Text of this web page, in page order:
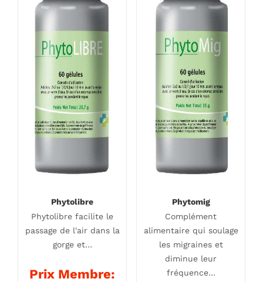
Phytolibre
Phytolibre facilite le
passage de l'air dans la
gorge et…
Prix Membre:
Phytomig
Complément
alimentaire qui soulage
les migraines et
diminue leur
fréquence…